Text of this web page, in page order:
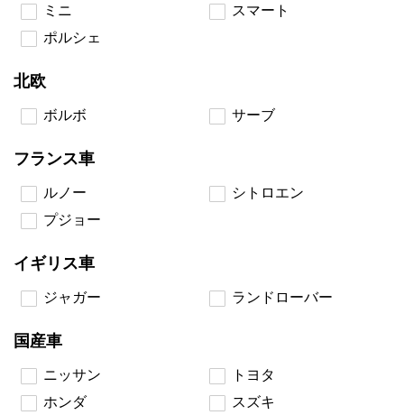
ミニ
スマート
ポルシェ
北欧
ボルボ サーブ
フランス車
ルノー
シトロエン
プジョー
イギリス車
ジャガー ランドローバー
国産車
ニッサン
トヨタ
ホンダ
スズキ